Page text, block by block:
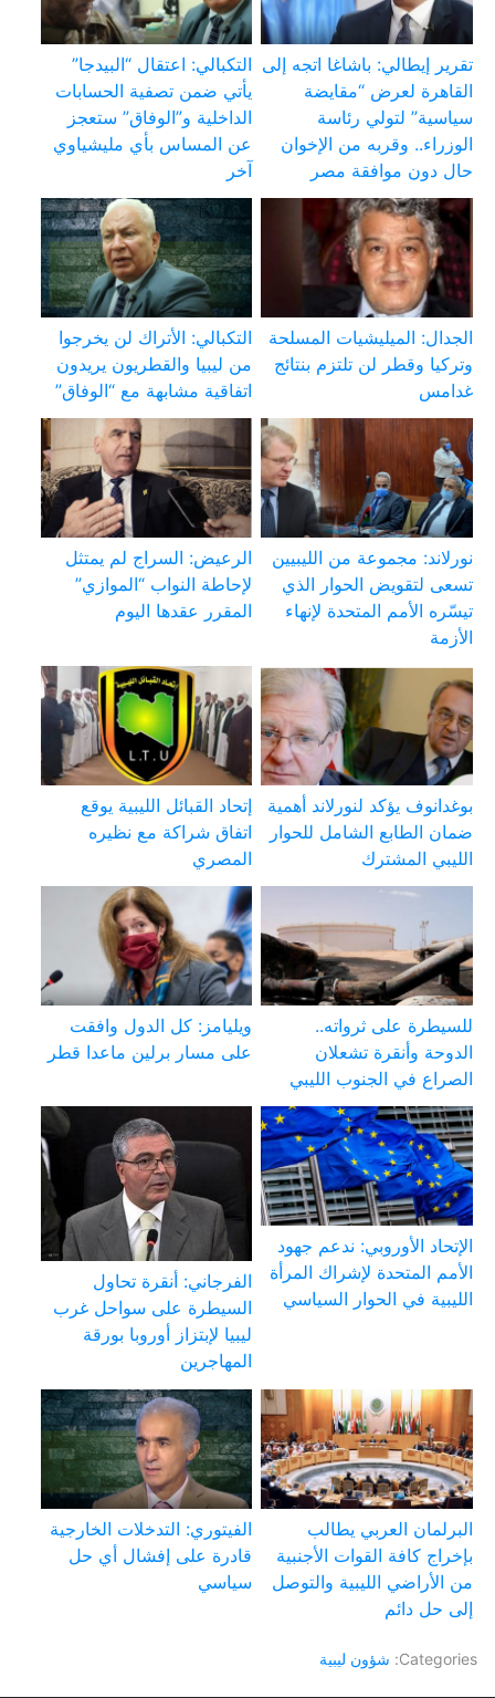
تقرير إيطالي: باشاغا اتجه إلى
القاهرة لعرض “مقايضة
سياسية” لتولي رئاسة
الوزراء.. وقربه من الإخوان
حال دون موافقة مصر
التكبالي: اعتقال “البيدجا”
يأتي ضمن تصفية الحسابات
الداخلية و”الوفاق” ستعجز
عن المساس بأي مليشياوي
آخر
الجدال: الميليشيات المسلحة
وتركيا وقطر لن تلتزم بنتائج
غدامس
التكبالي: الأتراك لن يخرجوا
من ليبيا والقطريون يريدون
اتفاقية مشابهة مع “الوفاق”
نورلاند: مجموعة من الليبيين
تسعى لتقويض الحوار الذي
تيسّره الأمم المتحدة لإنهاء
الأزمة
الرعيض: السراج لم يمتثل
لإحاطة النواب “الموازي”
المقرر عقدها اليوم
بوغدانوف يؤكد لنورلاند أهمية
ضمان الطابع الشامل للحوار
الليبي المشترك
إتحاد القبائل الليبية يوقع
اتفاق شراكة مع نظيره
المصري
للسيطرة على ثرواته..
الدوحة وأنقرة تشعلان
الصراع في الجنوب الليبي
ويليامز: كل الدول وافقت
على مسار برلين ماعدا قطر
الإتحاد الأوروبي: ندعم جهود
الأمم المتحدة لإشراك المرأة
الليبية في الحوار السياسي
الفرجاني: أنقرة تحاول
السيطرة على سواحل غرب
ليبيا لإبتزاز أوروبا بورقة
المهاجرين
البرلمان العربي يطالب
بإخراج كافة القوات الأجنبية
من الأراضي الليبية والتوصل
إلى حل دائم
الفيتوري: التدخلات الخارجية
قادرة على إفشال أي حل
سياسي
Categories: شؤون ليبية